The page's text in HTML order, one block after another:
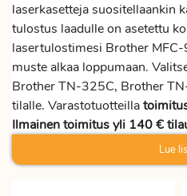
laserkasetteja suositellaankin
tulostus laadulle on asetettu
lasertulostimesi Brother
muste alkaa loppumaan.
Brother TN-325C, Brother
tilalle. Varastotuotteilla
Ilmainen toimitus yli 140 €
Lue